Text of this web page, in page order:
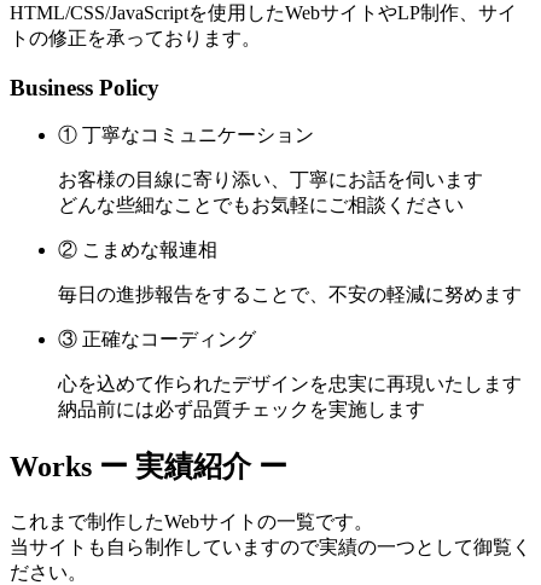
HTML/CSS/JavaScriptを使用したWebサイトやLP制作、サイ
トの修正を承っております。
Business Policy
① 丁寧なコミュニケーション
お客様の目線に寄り添い、丁寧にお話を伺います
どんな些細なことでもお気軽にご相談ください
② こまめな報連相
毎日の進捗報告をすることで、不安の軽減に努めます
③ 正確なコーディング
心を込めて作られたデザインを忠実に再現いたします
納品前には必ず品質チェックを実施します
Works ー 実績紹介 ー
これまで制作したWebサイトの一覧です。
当サイトも自ら制作していますので実績の一つとして御覧く
ださい。